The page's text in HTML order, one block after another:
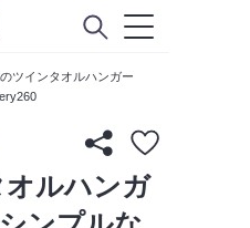
ツインタオルハンガー
ルハンガ